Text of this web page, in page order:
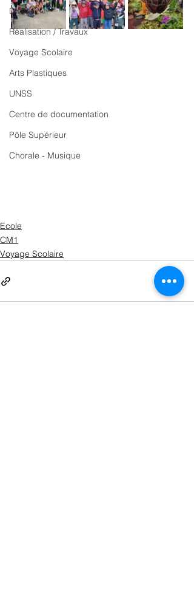
Divers
Réalisation / Travaux
Voyage Scolaire
Arts Plastiques
UNSS
Centre de documentation
Pôle Supérieur
Chorale - Musique
Ecole
CM1
Voyage Scolaire